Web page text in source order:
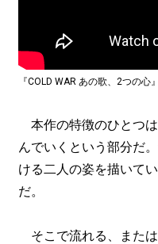
『COLD WAR あの歌、2つの心
本作の特徴のひとつ
んでいくという部分だ
ける二人の姿を描いて
だ。
そこで流れる、また